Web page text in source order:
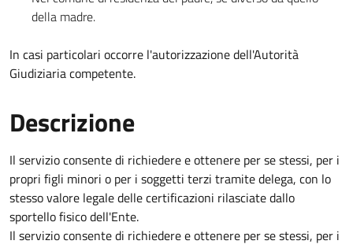
della madre.
In casi particolari occorre l'autorizzazione dell'Autorità
Giudiziaria competente.
Descrizione
Il servizio consente di richiedere e ottenere per se stessi, per i
propri figli minori o per i soggetti terzi tramite delega, con lo
stesso valore legale delle certificazioni rilasciate dallo
sportello fisico dell'Ente.
Il servizio consente di richiedere e ottenere per se stessi, per i